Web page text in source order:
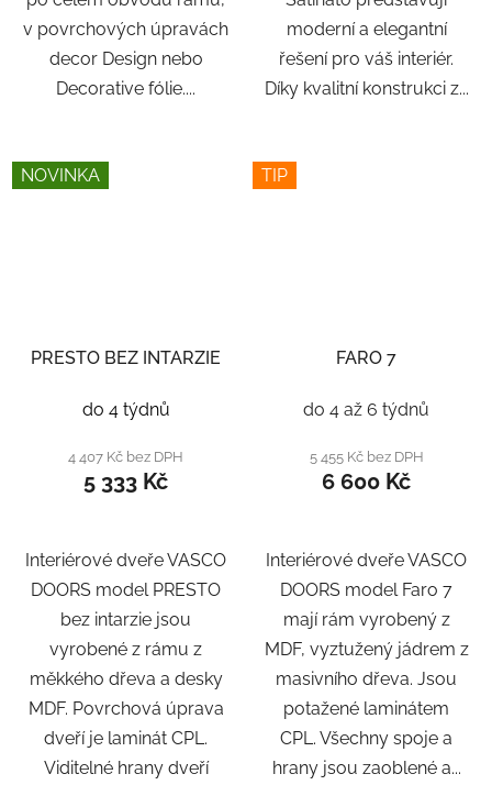
v povrchových úpravách
decor Design nebo
Decorative fólie....
moderní a elegantní
řešení pro váš interiér.
Díky kvalitní konstrukci z...
NOVINKA
PRESTO BEZ INTARZIE
do 4 týdnů
4 407 Kč bez DPH
5 333 Kč
Interiérové dveře VASCO
DOORS model PRESTO
bez intarzie jsou
vyrobené z rámu z
měkkého dřeva a desky
MDF. Povrchová úprava
dveří je laminát CPL.
Viditelné hrany dveří
TIP
FARO 7
do 4 až 6 týdnů
5 455 Kč bez DPH
6 600 Kč
Interiérové dveře VASCO
DOORS model Faro 7
mají rám vyrobený z
MDF, vyztužený jádrem z
masivního dřeva. Jsou
potažené laminátem
CPL. Všechny spoje a
hrany jsou zaoblené a...